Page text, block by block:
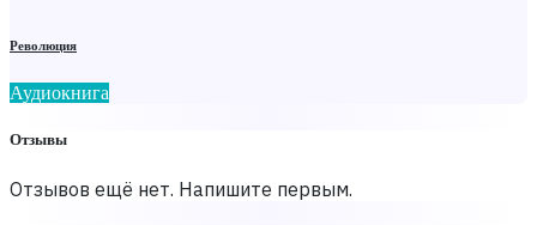
Революция
Аудиокнига
Отзывы
Отзывов ещё нет. Напишите первым.